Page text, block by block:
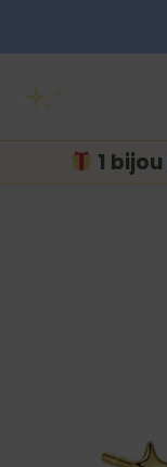
1 bijou